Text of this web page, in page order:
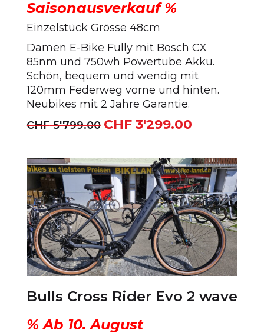
Saisonausverkauf %
Einzelstück Grösse 48cm
Damen E-Bike Fully mit Bosch CX
85nm und 750wh Powertube Akku.
Schön, bequem und wendig mit
120mm Federweg vorne und hinten.
Neubikes mit 2 Jahre Garantie.
CHF5'799.00 Ursprünglicher
war:
CHF 5'799.00
CHF3'299.00Aktueller
ist:
CHF 3'299.00.
Bulls Cross Rider Evo 2 wave
% Ab 10. August